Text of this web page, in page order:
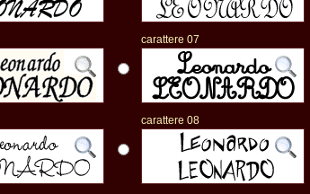
carattere 07
carattere 08